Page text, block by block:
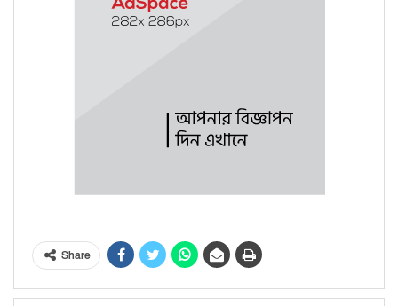
Share